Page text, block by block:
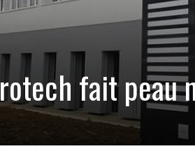
fait peau